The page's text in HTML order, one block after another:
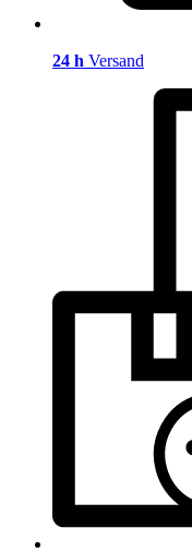
24 h Versand